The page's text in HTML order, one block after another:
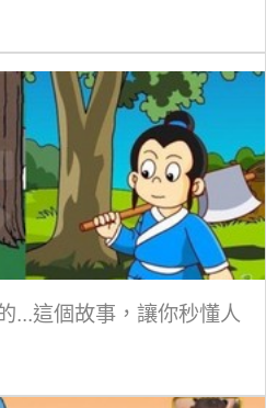
...這個故事，讓你秒懂人